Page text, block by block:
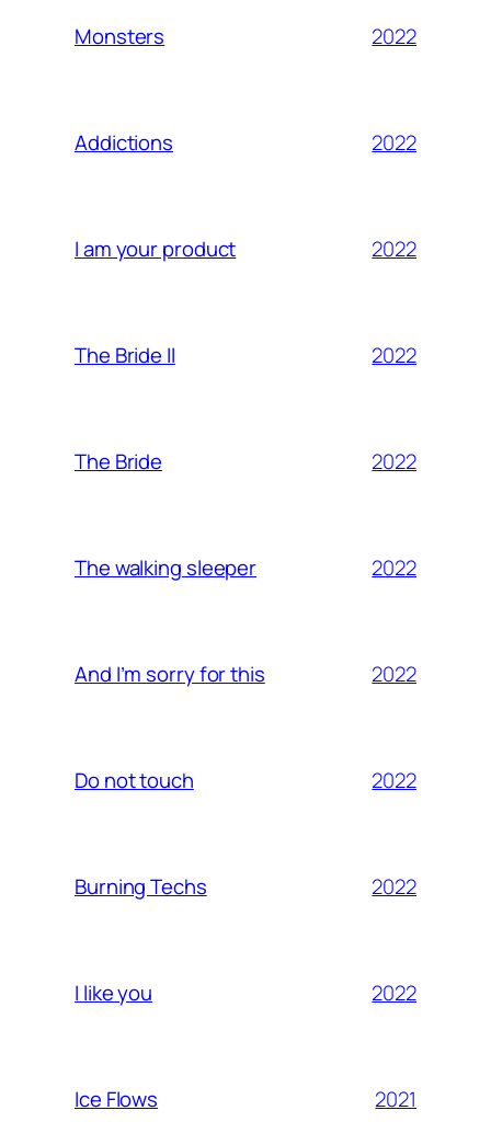
Monsters 2022
Addictions 2022
I am your product 2022
The Bride II 2022
The Bride 2022
The walking sleeper 2022
And I’m sorry for this 2022
Do not touch 2022
Burning Techs 2022
I like you 2022
Ice Flows 2021